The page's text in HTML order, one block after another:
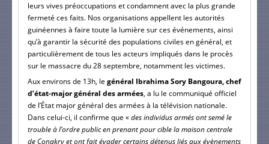
leurs vives préoccupations et condamnent avec la plus grande
fermeté ces faits. Nos organisations appellent les autorités
guinéennes à faire toute la lumière sur ces événements, ainsi
qu’à garantir la sécurité des populations civiles en général, et
particulièrement de tous les acteurs impliqués dans le procès
sur le massacre du 28 septembre, notamment les victimes.
Aux environs de 13h, le général Ibrahima Sory Bangoura, chef
d’état-major général des armées, a lu le communiqué officiel
de l’État major général des armées à la télévision nationale.
Dans celui-ci, il confirme que «des individus armés ont semé le
trouble à l’ordre public en prenant pour cible la maison centrale
de Conakry et ont fait évader certains détenus liés aux évènements